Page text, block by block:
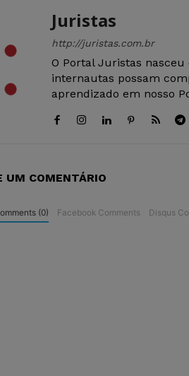
Juristas
http://juristas.com.br
O Portal Juristas
internautas possam
aprendizado em nosso
UM COMENTÁRIO
(0) Facebook Comments Disqus